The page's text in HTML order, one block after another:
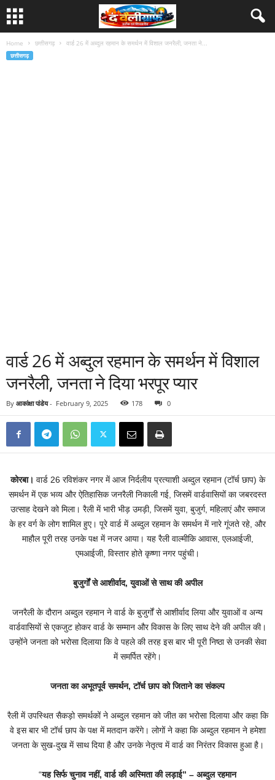
Home छत्तीसगढ़ वार्ड 26 में अब्दुल रहमान के समर्थन में विशाल जनरैली, जनता ने...
छत्तीसगढ़
वार्ड 26 में अब्दुल रहमान के समर्थन में विशाल
जनरैली, जनता ने दिया भरपूर प्यार
By आकांक्षा पांडेय- February 9, 2025 178 0
कोरबा। वार्ड 26 रविशंकर नगर में आज निर्दलीय प्रत्याशी अब्दुल रहमान (टॉर्च छाप) के
समर्थन में एक भव्य और ऐतिहासिक जनरैली निकाली गई, जिसमें वार्डवासियों का जबरदस्त
उत्साह देखने को मिला। रैली में भारी भीड़ उमड़ी, जिसमें युवा, बुजुर्ग, महिलाएं और समाज
के हर वर्ग के लोग शामिल हुए। पूरे वार्ड में अब्दुल रहमान के समर्थन में नारे गूंजते रहे, और
माहौल पूरी तरह उनके पक्ष में नजर आया। यह रैली वाल्मीकि आवास, एलआईजी,
एमआईजी, विस्तार होते कृष्णा नगर पहुंची।
बुजुर्गों से आशीर्वाद, युवाओं से साथ की अपील
जनरैली के दौरान अब्दुल रहमान ने वार्ड के बुजुर्गों से आशीर्वाद लिया और युवाओं व अन्य
वार्डवासियों से एकजुट होकर वार्ड के सम्मान और विकास के लिए साथ देने की अपील की।
उन्होंने जनता को भरोसा दिलाया कि वे पहले की तरह इस बार भी पूरी निष्ठा से उनकी सेवा
में समर्पित रहेंगे।
जनता का अभूतपूर्व समर्थन, टॉर्च छाप को जिताने का संकल्प
रैली में उपस्थित सैकड़ो समर्थकों ने अब्दुल रहमान को जीत का भरोसा दिलाया और कहा कि
वे इस बार भी टॉर्च छाप के पक्ष में मतदान करेंगे। लोगों ने कहा कि अब्दुल रहमान ने हमेशा
जनता के सुख-दुख में साथ दिया है और उनके नेतृत्व में वार्ड का निरंतर विकास हुआ है।
“यह सिर्फ चुनाव नहीं, वार्ड की अस्मिता की लड़ाई” – अब्दुल रहमान